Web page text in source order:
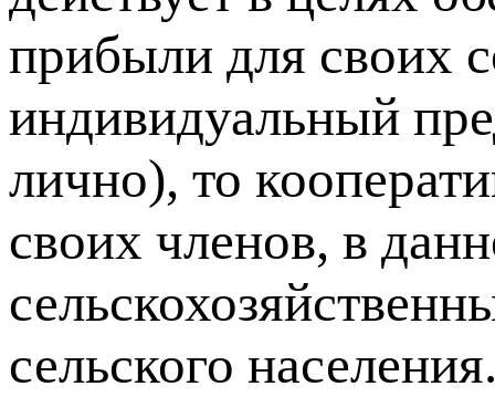
прибыли для своих
индивидуальный
лично), то
своих членов, в
сельского